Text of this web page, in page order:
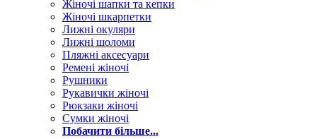
Жіночі шапки та кепки
Жіночі шкарпетки
Лижні окуляри
Лижні шоломи
Пляжні аксесуари
Ремені жіночі
Рушники
Рукавички жіночі
Рюкзаки жіночі
Сумки жіночі
Побачити більше...